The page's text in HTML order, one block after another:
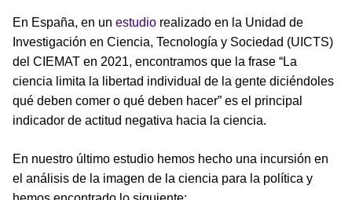
En España, en un estudio realizado en la Unidad de
Investigación en Ciencia, Tecnología y Sociedad (UICTS)
del CIEMAT en 2021, encontramos que la frase “La
ciencia limita la libertad individual de la gente diciéndoles
qué deben comer o qué deben hacer” es el principal
indicador de actitud negativa hacia la ciencia.
En nuestro último estudio hemos hecho una incursión en
el análisis de la imagen de la ciencia para la política y